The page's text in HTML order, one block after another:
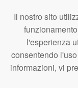
Il nostro sito
l'esperienza
consentendo
informazioni, vi
italiaNATURISTA
Editore e
A.N.ITA.
C.F. 80203710159
© A.N.ITA. - Tutto il